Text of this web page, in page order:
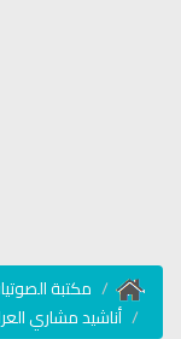
مكتبة
أناشيد مشاري